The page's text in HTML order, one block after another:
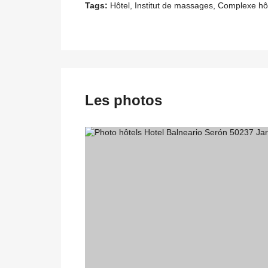
Tags: Hôtel, Institut de massages, Complexe
Les photos